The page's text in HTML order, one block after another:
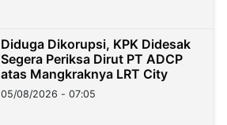
Diduga Dikorupsi, KPK Didesak
Segera Periksa Dirut PT ADCP
atas Mangkraknya LRT City
05/08/2026 - 07:05